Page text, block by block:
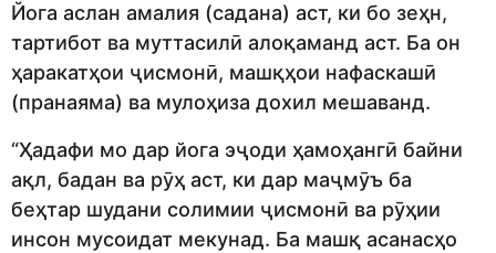
Йога аслан амалия (садана) аст, ки бо зеҳн,
тартибот ва муттасилӣ алоқаманд аст. Ба он
ҳаракатҳои ҷисмонӣ, машқҳои нафаскашӣ
(пранаяма) ва мулоҳиза дохил мешаванд.
“Ҳадафи мо дар йога эҷоди ҳамоҳангӣ байни
ақл, бадан ва рӯҳ аст, ки дар маҷмӯъ ба
беҳтар шудани солимии ҷисмонӣ ва рӯҳии
инсон мусоидат мекунад. Ба машқ асанасҳо